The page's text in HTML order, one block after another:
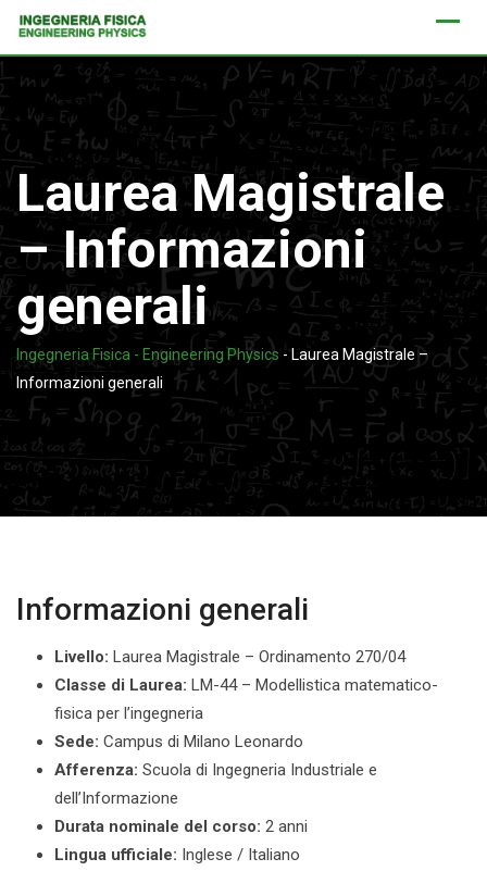
Skip
content
Laurea Magistrale
– Informazioni
generali
Ingegneria Fisica - Engineering Physics - Laurea Magistrale –
Informazioni generali
Informazioni generali
Livello: Laurea Magistrale – Ordinamento 270/04
Classe di Laurea: LM-44 – Modellistica matematico-
fisica per l’ingegneria
Sede: Campus di Milano Leonardo
Afferenza: Scuola di Ingegneria Industriale e
dell’Informazione
Durata nominale del corso: 2 anni
Lingua ufficiale: Inglese / Italiano